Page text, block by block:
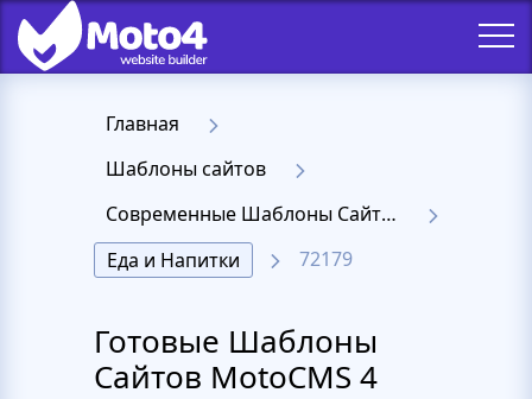
Главная
Шаблоны сайтов
Современные Шаблоны Сайтов - Moto 4
Еда и Напитки
72179
Готовые Шаблоны
Сайтов MotoCMS 4